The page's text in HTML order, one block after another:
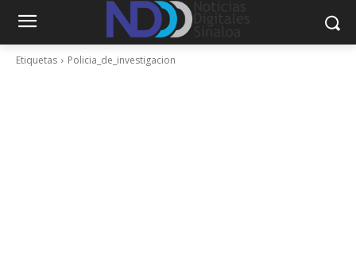
Etiquetas Policia_de_investigacion